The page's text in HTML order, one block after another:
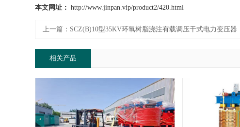
本文网址： http://www.jinpan.vip/product2/420.html
上一篇： SCZ(B)10型35KV环氧树脂浇注有载调压干式电力变压器
相关产品